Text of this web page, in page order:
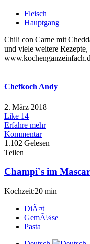
Fleisch
Hauptgang
Chili con Carne mit
und viele weitere
Chefkoch Andy
2. März 2018
Like 14
Erfahre mehr
Kommentar
1.102 Gelesen
Teilen
Champi`s im
Kochzeit:20 min
DiÃ¤t
GemÃ¼se
Pasta